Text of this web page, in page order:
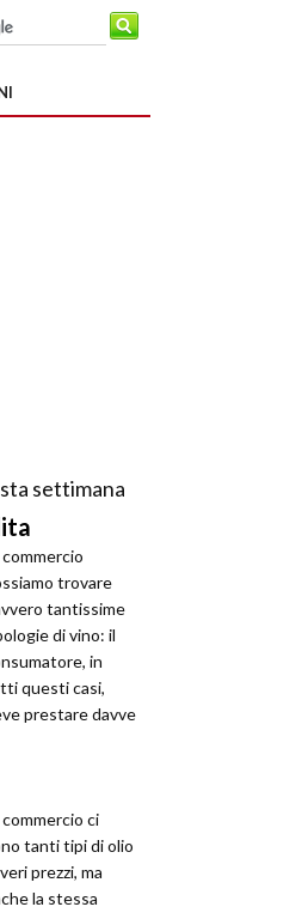
settimana
trovare
tantissime
di vino: il
in
questi casi,
prestare davve
ci
tanti tipi di olio
prezzi, ma
la stessa